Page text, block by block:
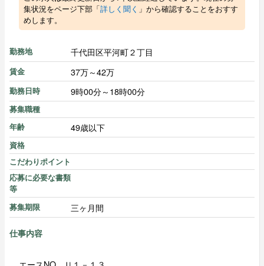
集状況をページ下部「詳しく聞く 」から確認することをおすす
めします。
勤務地 千代田区平河町２丁目
賃金 37万～42万
勤務日時 9時00分～18時00分
募集職種
年齢
49歳以下
資格
こだわりポイント
応募に必要な書類
等
募集期限
三ヶ月間
仕事内容